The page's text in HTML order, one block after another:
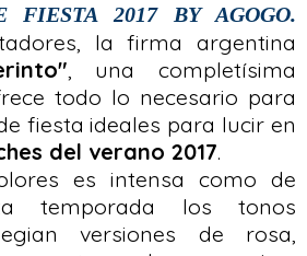
FIESTA 2017 BY AGOGO.
la firma argentina
, una completísima
todo lo necesario para
fiesta ideales para lucir en
del verano 2017.
es intensa como de
temporada los tonos
versiones de rosa,